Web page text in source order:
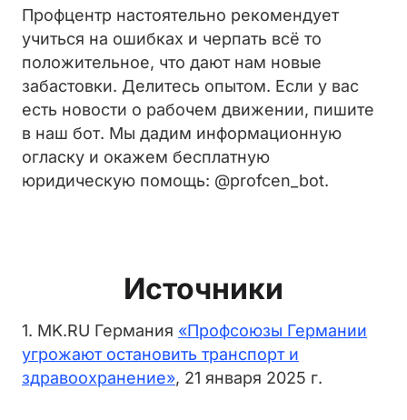
Профцентр настоятельно рекомендует
учиться на ошибках и черпать всё то
положительное, что дают нам новые
забастовки. Делитесь опытом. Если у вас
есть новости о рабочем движении, пишите
в наш бот. Мы дадим информационную
огласку и окажем бесплатную
юридическую помощь: @profcen_bot.
Источники
1. MK.RU Германия «Профсоюзы Германии
угрожают остановить транспорт и
здравоохранение», 21 января 2025 г.